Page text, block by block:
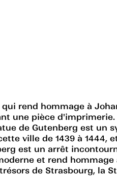
rend hommage à
une pièce
de Gutenberg est un
ville de 1439 à
est un arrêt
et rend hommage
de Strasbourg, la